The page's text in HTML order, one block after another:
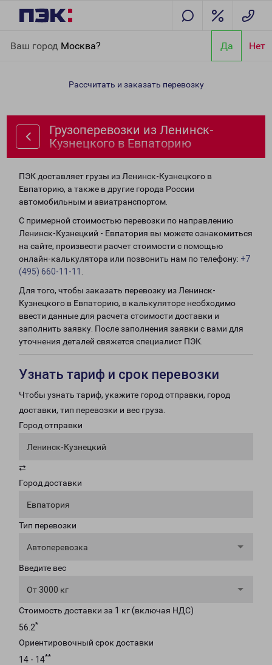
Ваш город Москва? Да Нет
Кузнецкого в Евпаторию
Рассчитать и заказать перевозку
Грузоперевозки из Ленинск-
Кузнецкого в Евпаторию
ПЭК доставляет грузы из Ленинск-Кузнецкого в
Евпаторию, а также в другие города России
автомобильным и авиатранспортом.
С примерной стоимостью перевозки по направлению
Ленинск-Кузнецкий - Евпатория вы можете ознакомиться
на сайте, произвести расчет стоимости с помощью
онлайн-калькулятора или позвонить нам по телефону: +7
(495) 660-11-11
Для того, чтобы заказать перевозку из Ленинск-
Кузнецкого в Евпаторию, в калькуляторе необходимо
ввести данные для расчета стоимости доставки и
заполнить заявку. После заполнения заявки с вами для
уточнения деталей свяжется специалист ПЭК.
Узнать тариф и срок перевозки
Чтобы узнать тариф, укажите город отправки, город
доставки, тип перевозки и вес груза.
Город отправки
Ленинск-Кузнецкий
⇄
Город доставки
Евпатория
Тип перевозки
Автоперевозка
Введите вес
От 3000 кг
Стоимость доставки за 1 кг (включая НДС)
56.2*
Ориентировочный срок доставки
14 - 14**